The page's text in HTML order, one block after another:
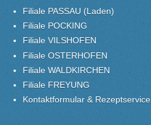
Filiale PASSAU (Laden)
Filiale POCKING
Filiale VILSHOFEN
Filiale OSTERHOFEN
Filiale WALDKIRCHEN
Filiale FREYUNG
Kontaktformular & Rezeptservice